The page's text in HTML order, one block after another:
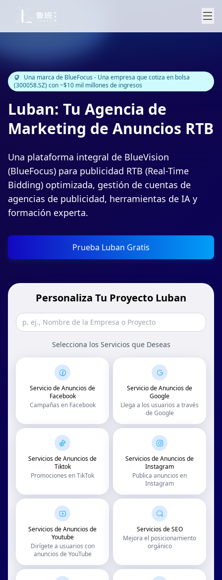
Una marca de BlueFocus - Una empresa que cotiza en bolsa
(300058.SZ) con ~$10 mil millones de ingresos
Luban: Tu Agencia de
Marketing de Anuncios RTB
Una plataforma integral de BlueVision
(BlueFocus) para publicidad RTB (Real-Time
Bidding) optimizada, gestión de cuentas de
agencias de publicidad, herramientas de IA y
formación experta.
Prueba Luban Gratis
Personaliza Tu Proyecto Luban
Selecciona los Servicios que Deseas
Servicio de Anuncios de
Facebook
Campañas en Facebook
Servicio de Anuncios de
Google
Llega a los usuarios a través
de Google
Servicios de Anuncios de
Tiktok
Promociones en TikTok
Servicios de Anuncios de
Instagram
Publica anuncios en
Instagram
Servicios de Anuncios de
Youtube
Dirígete a usuarios con
anuncios de YouTube
Servicios de SEO
Mejora el posicionamiento
orgánico